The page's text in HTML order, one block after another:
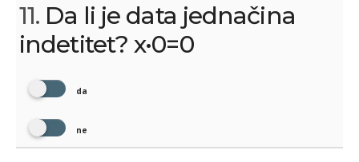
11. Da li je data jednačina
indetitet? x•0=0
da
ne